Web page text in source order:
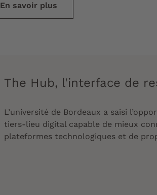
En savoir plus
The Hub, l'interface de
L’université de Bordeaux a saisi
tiers-lieu digital capable de mieux
plateformes technologiques et de